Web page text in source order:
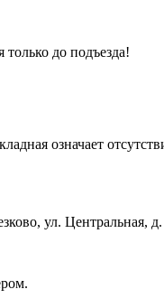
до подъезда!
означает
ул. Центральная,